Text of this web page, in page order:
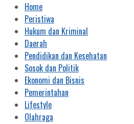
Home
Peristiwa
Hukum dan Kriminal
Daerah
Pendidikan dan Kesehatan
Sosok dan Politik
Ekonomi dan Bisnis
Pemerintahan
Lifestyle
Olahraga